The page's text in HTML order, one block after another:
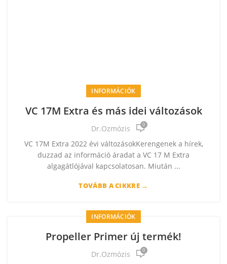
INFORMÁCIÓK
VC 17M Extra és más idei változások
Dr.Ozmózis 0
VC 17M Extra 2022 évi változásokKerengenek a hírek,
duzzad az információ áradat a VC 17 M Extra
algagátlójával kapcsolatosan. Miután ...
TOVÁBB A CIKKRE →
INFORMÁCIÓK
Propeller Primer új termék!
Dr.Ozmózis 0